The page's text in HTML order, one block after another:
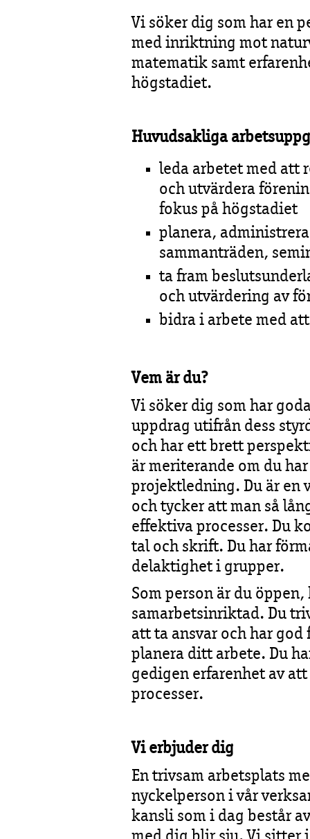
Vi söker dig som har en
med inriktning mot
matematik samt
högstadiet.
Huvudsakliga
leda arbetet med att
och utvärdera
fokus på högstadiet
planera,
sammanträden,
ta fram
och utvärdering av
bidra i arbete med
Vem är du?
Vi söker dig som har
uppdrag utifrån dess
och har ett brett
är meriterande om du
projektledning. Du är en
och tycker att man så
effektiva processer. Du
tal och skrift. Du har
delaktighet i grupper.
Som person är du
samarbetsinriktad. Du
att ta ansvar och har
planera ditt arbete. Du
gedigen erfarenhet av
processer.
Vi erbjuder dig
En trivsam arbetsplats
nyckelperson i vår
kansli som i dag består